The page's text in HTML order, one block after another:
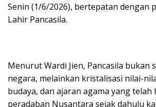
Senin (1/6/2026), bertepatan dengan
Lahir Pancasila.
Menurut Wardi Jien, Pancasila bukan
negara, melainkan kristalisasi nilai-
budaya, dan ajaran agama yang telah
peradaban Nusantara sejak dahulu